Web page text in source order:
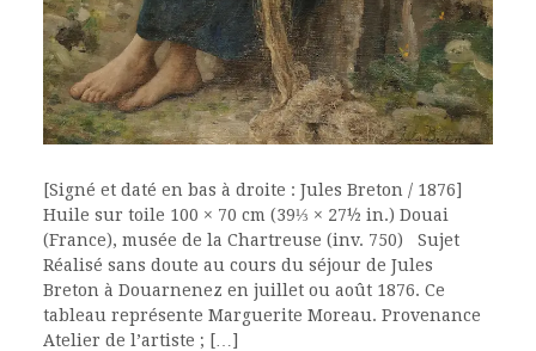
[Signé et daté en bas à droite : Jules Breton / 1876]
Huile sur toile 100 × 70 cm (39⅓ × 27½ in.) Douai
(France), musée de la Chartreuse (inv. 750) Sujet
Réalisé sans doute au cours du séjour de Jules
Breton à Douarnenez en juillet ou août 1876. Ce
tableau représente Marguerite Moreau. Provenance
Atelier de l’artiste ; […]